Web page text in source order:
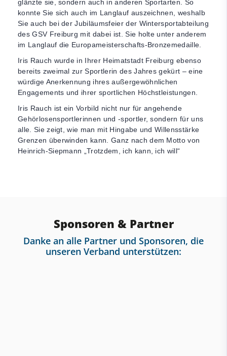
glänzte sie, sondern auch in anderen Sportarten. So
konnte Sie sich auch im Langlauf auszeichnen, weshalb
Sie auch bei der Jubiläumsfeier der Wintersportabteilung
des GSV Freiburg mit dabei ist. Sie holte unter anderem
im Langlauf die Europameisterschafts-Bronzemedaille.
Iris Rauch wurde in Ihrer Heimatstadt Freiburg ebenso
bereits zweimal zur Sportlerin des Jahres gekürt – eine
würdige Anerkennung ihres außergewöhnlichen
Engagements und ihrer sportlichen Höchstleistungen.
Iris Rauch ist ein Vorbild nicht nur für angehende
Gehörlosensportlerinnen und -sportler, sondern für uns
alle. Sie zeigt, wie man mit Hingabe und Willensstärke
Grenzen überwinden kann. Ganz nach dem Motto von
Heinrich-Siepmann „Trotzdem, ich kann, ich will“
Sponsoren & Partner
Danke an alle Partner und Sponsoren, die
unseren Verband unterstützen: